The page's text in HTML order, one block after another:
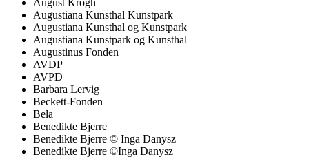
August Krogh
Augustiana Kunsthal Kunstpark
Augustiana Kunsthal og Kunstpark
Augustiana Kunstpark og Kunsthal
Augustinus Fonden
AVDP
AVPD
Barbara Lervig
Beckett-Fonden
Bela
Benedikte Bjerre
Benedikte Bjerre © Inga Danysz
Benedikte Bjerre ©Inga Danysz